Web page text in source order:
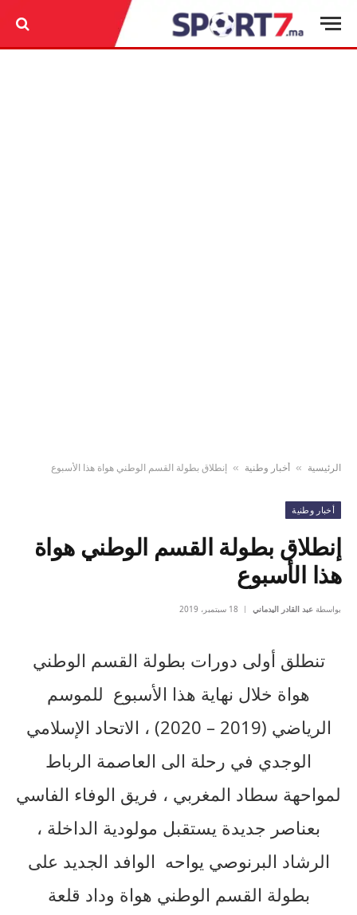
الرئيسية » أخبار وطنية » إنطلاق بطولة القسم الوطني هواة هذا الأسبوع
أخبار وطنية
إنطلاق بطولة القسم الوطني هواة
هذا الأسبوع
بواسطة عبد القادر اليدماني 18 سبتمبر، 2019
تنطلق أولى دورات بطولة القسم الوطني
هواة خلال نهاية هذا الأسبوع للموسم
الرياضي (2019 – 2020) ، الاتحاد الإسلامي
الوجدي في رحلة الى العاصمة الرباط
لمواحهة سطاد المغربي ، فريق الوفاء الفاسي
بعناصر جديدة يستقبل مولودية الداخلة ،
الرشاد البرنوصي يواحه الوافد الجديد على
بطولة القسم الوطني هواة وداد قلعة